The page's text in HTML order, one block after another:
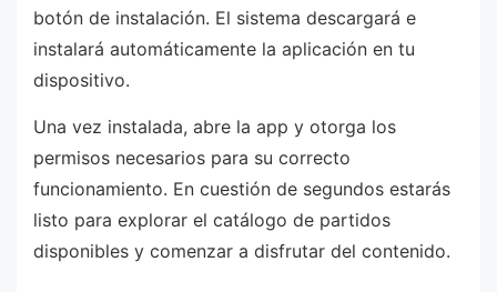
botón de instalación. El sistema descargará e
instalará automáticamente la aplicación en tu
dispositivo.
Una vez instalada, abre la app y otorga los
permisos necesarios para su correcto
funcionamiento. En cuestión de segundos estarás
listo para explorar el catálogo de partidos
disponibles y comenzar a disfrutar del contenido.